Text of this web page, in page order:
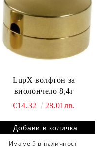
LupX волфтон за
виолончело 8,4г
€14.32
28.01лв.
Имаме 5 в наличност